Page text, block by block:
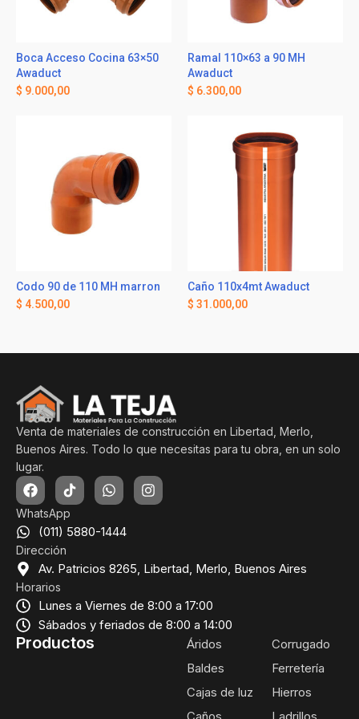
Boca Acceso Cocina 63×50
Awaduct
$ 9.000,00
Ramal 110×63 a 90 MH
Awaduct
$ 6.300,00
Codo 90 de 110 MH marron
$ 4.500,00
Caño 110x4mt Awaduct
$ 31.000,00
Venta de materiales de construcción en Libertad, Merlo,
Buenos Aires. Todo lo que necesitas para tu obra, en un solo
lugar.
WhatsApp
(011) 5880-1444
Dirección
Av. Patricios 8265, Libertad, Merlo, Buenos Aires
Horarios
Lunes a Viernes de 8:00 a 17:00
Sábados y feriados de 8:00 a 14:00
Productos
Áridos
Baldes
Cajas de luz
Corrugado
Ferretería
Hierros